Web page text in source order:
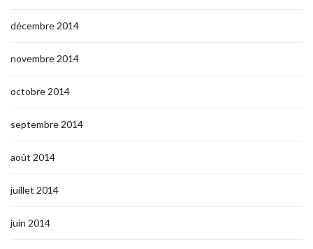
décembre 2014
novembre 2014
octobre 2014
septembre 2014
août 2014
juillet 2014
juin 2014